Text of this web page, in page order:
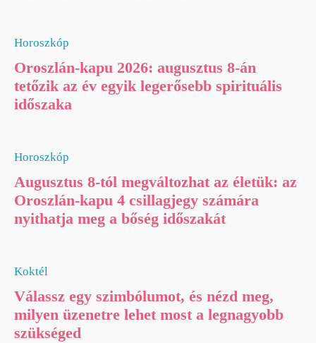
Horoszkóp
Oroszlán-kapu 2026: augusztus 8-án
tetőzik az év egyik legerősebb spirituális
időszaka
Horoszkóp
Augusztus 8-tól megváltozhat az életük: az
Oroszlán-kapu 4 csillagjegy számára
nyithatja meg a bőség időszakát
Koktél
Válassz egy szimbólumot, és nézd meg,
milyen üzenetre lehet most a legnagyobb
szükséged